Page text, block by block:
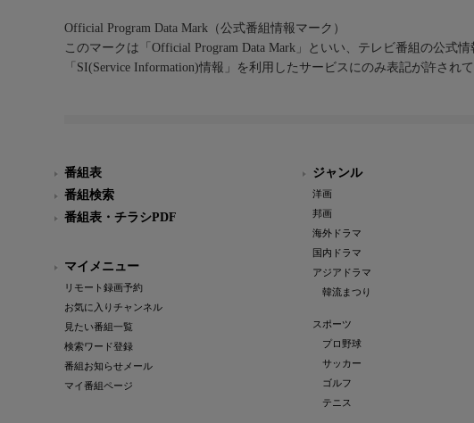
Official Program Data Mark（公式番組情報マーク）
このマークは「Official Program Data Mark」といい、テレビ番組の公式情
「SI(Service Information)情報」を利用したサービスにのみ表記が許され
番組表
番組検索
番組表・チラシPDF
マイメニュー
リモート録画予約
お気に入りチャンネル
見たい番組一覧
検索ワード登録
番組お知らせメール
マイ番組ページ
ジャンル
洋画
邦画
海外ドラマ
国内ドラマ
アジアドラマ
韓流まつり
スポーツ
プロ野球
サッカー
ゴルフ
テニス